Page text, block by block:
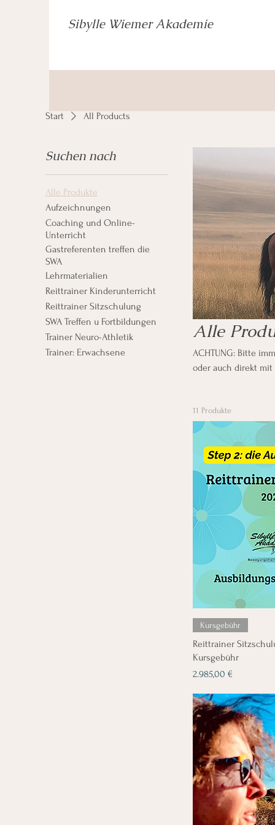
Sibylle Wiemer Akademie
Start All Products
Suchen nach
Alle Produkte
Aufzeichnungen
Coaching und Online-
Unterricht
Gastreferenten treffen die
SWA
Lehrmaterialien
Reittrainer Kinderunterricht
Reittrainer Sitzschulung
SWA Treffen u Fortbildungen
Trainer Neuro-Athletik
Trainer: Erwachsene
Alle
ACHTUNG: Bitte
oder auch direkt
11 Produkte
Kursgebühr
Reittrainer
Kursgebühr
Preis
2.985,00 €